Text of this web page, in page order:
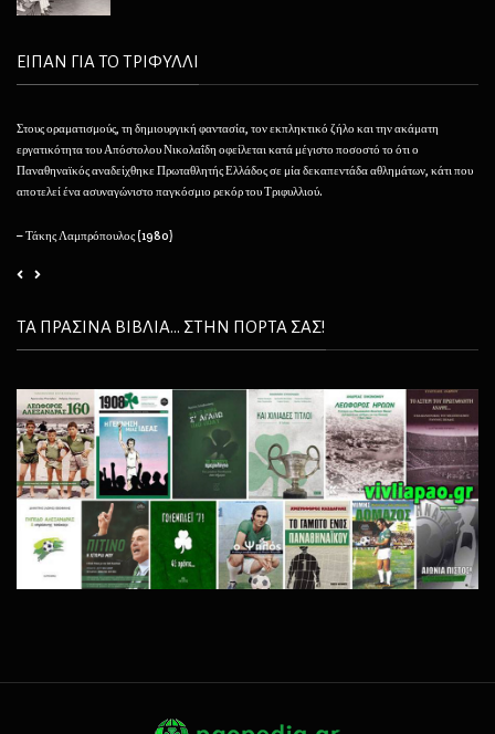
ΕΙΠΑΝ ΓΙΑ ΤΟ ΤΡΙΦΥΛΛΙ
Στους οραματισμούς, τη δημιουργική φαντασία, τον εκπληκτικό ζήλο και την ακάματη
εργατικότητα του Απόστολου Νικολαΐδη οφείλεται κατά μέγιστο ποσοστό το ότι ο
Παναθηναϊκός αναδείχθηκε Πρωταθλητής Ελλάδος σε μία δεκαπεντάδα αθλημάτων, κάτι που
αποτελεί ένα ασυναγώνιστο παγκόσμιο ρεκόρ του Τριφυλλιού.
– Τάκης Λαμπρόπουλος (1980)
ΤΑ ΠΡΑΣΙΝΑ ΒΙΒΛΙΑ... ΣΤΗΝ ΠΟΡΤΑ ΣΑΣ!